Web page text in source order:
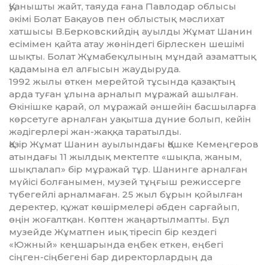
Қуанышты жайт, таяуда ғана Павлодар об­лысы
әкімі Болат Бақауов пен облыстық мәс­лихат
хатшысы В.Берковскийдің ауылды Жұмат Шанин
есімімен қайта атау жөніндегі бір­лескен шешімі
шықты. Болат Жұмабекұлы­ның мұндай азаматтық
қадамына ел алғысын жау­дыруда.
1992 жылы өткен мерейтой тұсында қа­зақтың
арда туған ұлына арналып мұражай ашыл­ған.
Өкінішке қарай, ол мұражай ән­шейін басшыларға
көрсетуге арналған уақыт­ша дүние болып, кейін
жәдігерлері жан-жаққа таратылды.
Қазір Жұмат Шанин ауылындағы Қошке Ке­меңгеров
атындағы 11 жылдық мектепте «шық­па, жаным,
шықпалап» бір мұражай тұр. Шанинге арналған
мүйісі болғанымен, музей тұңғыш режиссерге
түбегейлі арналмаған. 25 жыл бұрын қойылған
деректер, құжат көшір­мелері әбден сарғайып,
өңін жоғалтқан. Көп­тен жаңартылмапты. Бұл
музейде Жұматпен иық тіресіп бір кездегі
«Южный» кеңшарында ең­бек еткен, еңбегі
сіңген-сіңбегені бар ди­ректорлардың да